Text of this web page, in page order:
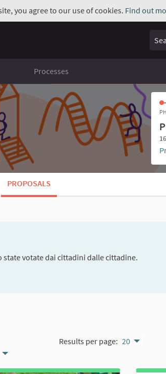
you agree to our use of cookies. Find out
Search
Processes
PROPOSALS
votate dai cittadini dalle cittadine.
Results per page: 20